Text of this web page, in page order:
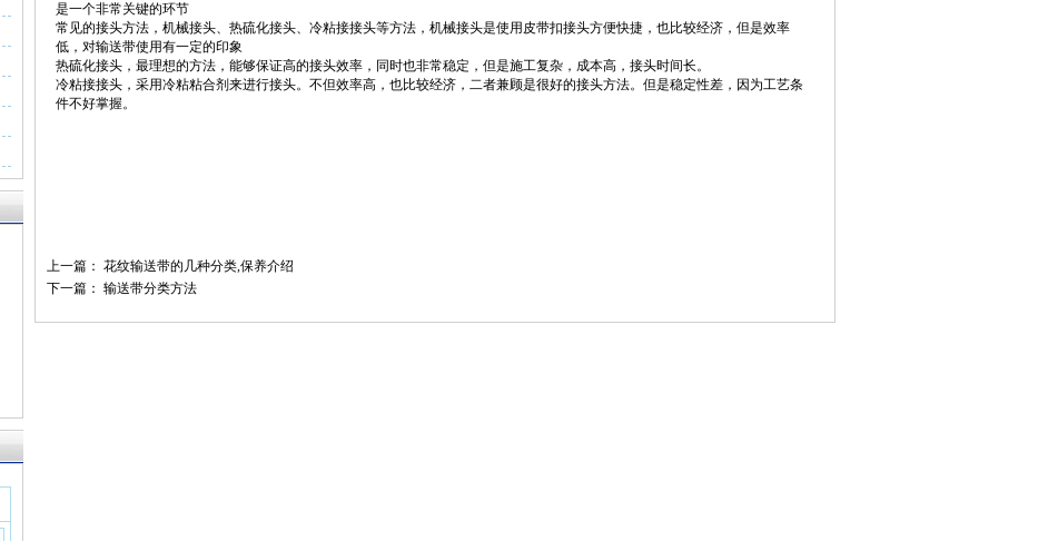
是一个非常关键的环节
常见的接头方法，机械接头、热硫化接头、冷粘接接头等方法，机械接头是使用皮带扣接头方便快捷，也比较经济，但是效率
低，对输送带使用有一定的印象
热硫化接头，最理想的方法，能够保证高的接头效率，同时也非常稳定，但是施工复杂，成本高，接头时间长。
冷粘接接头，采用冷粘粘合剂来进行接头。不但效率高，也比较经济，二者兼顾是很好的接头方法。但是稳定性差，因为工艺条
件不好掌握。
上一篇： 花纹输送带的几种分类,保养介绍
下一篇： 输送带分类方法